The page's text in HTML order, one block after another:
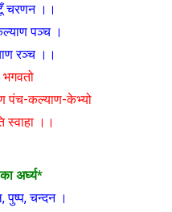
चरणन ।।
पञ्च ।
रञ्च ।।
पंच-कल्याण-केभ्यो
स्वाहा ।।
अर्घ्य*
चन्दन ।